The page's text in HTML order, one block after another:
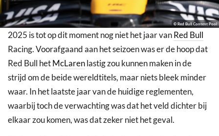
© Red Bull Content Pool
2025 is tot op dit moment nog niet het jaar vanRed Bull
Racing. Voorafgaand aan het seizoen was er de hoop dat
Red Bull hetMcLarenlastig zou kunnen maken in de
strijd om de beide wereldtitels, maar niets bleek minder
waar. In het laatste jaar van de huidige reglementen,
waarbij toch de verwachting was dat het veld dichter bij
elkaar zou komen, was dat zeker niet het geval.